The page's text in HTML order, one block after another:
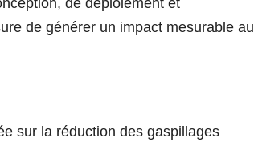
de générer un impact mesurable au
sur la réduction des gaspillages